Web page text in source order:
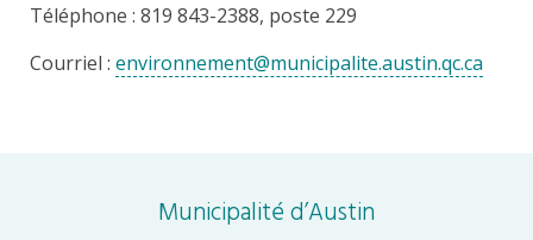
Téléphone : 819 843-2388, poste 229
Courriel : environnement@municipalite.austin.qc.ca
Municipalité d’Austin